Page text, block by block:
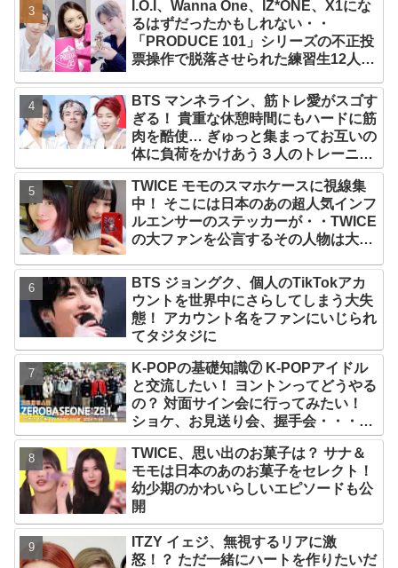
なりの大ヒット
I.O.I、Wanna One、IZ*ONE、X1にな
るはずだったかもしれない・・
「PRODUCE 101」シリーズの不正投
票操作で脱落させられた練習生12人の
BTS マンネライン、筋トレ愛がスゴす
ぎる！ 貴重な休憩時間にもハードに筋
肉を酷使… ぎゅっと集まってお互いの
体に負荷をかけあう３人のトレーニン
グ風景がかわいすぎるとファンくぎづ
け
TWICE モモのスマホケースに視線集
中！ そこには日本のあの超人気インフ
ルエンサーのステッカーが・・TWICE
の大ファンを公言するその人物は大よ
と話題沸騰
BTS ジョングク、個人のTikTokアカ
ウントを世界中にさらしてしまう大失
態！ アカウント名をファンにいじられ
てタジタジに
K-POPの基礎知識⑦ K-POPアイドル
と交流したい！ ヨントンってどうやる
の？ 対面サイン会に行ってみたい！
ショケ、お見送り会、握手会・・・リ
リースイベントあれこれを紹介
TWICE、思い出のお菓子は？ サナ＆
モモは日本のあのお菓子をセレクト！
幼少期のかわいらしいエピソードも公
開
ITZY イェジ、無視するリアに激
怒！？ ただ一緒にハートを作りたいだ